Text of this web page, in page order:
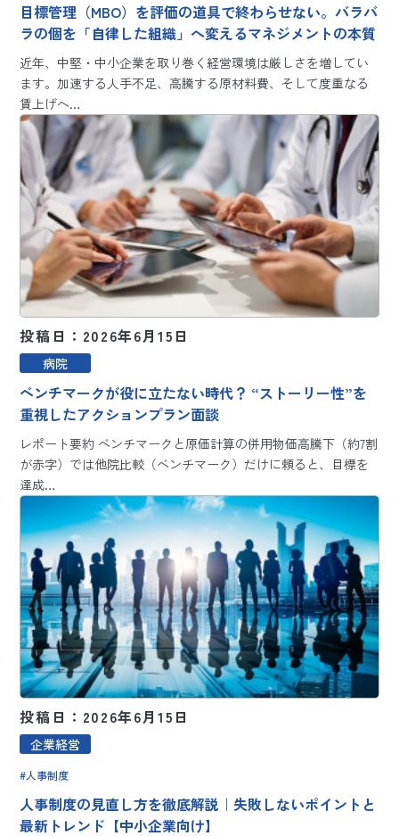
目標管理（MBO）を評価の道具で終わらせない。バラバ
ラの個を「自律した組織」へ変えるマネジメントの本質
近年、中堅・中小企業を取り巻く経営環境は厳しさを増してい
ます。加速する人手不足、高騰する原材料費、そして度重なる
賃上げへ…
投稿日：2026年6月15日
病院
ベンチマークが役に立たない時代？ “ストーリー性”を
重視したアクションプラン面談
レポート要約 ベンチマークと原価計算の併用物価高騰下（約7割
が赤字）では他院比較（ベンチマーク）だけに頼ると、目標を
達成…
投稿日：2026年6月15日
企業経営
人事制度
人事制度の見直し方を徹底解説｜失敗しないポイントと
最新トレンド【中小企業向け】